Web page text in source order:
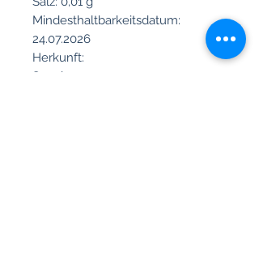
Mindesthaltbarkeitsdatum:
24.07.2026
Herkunft:
Spanien